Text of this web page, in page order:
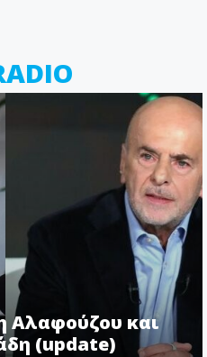
Αλαφούζου και
(update)